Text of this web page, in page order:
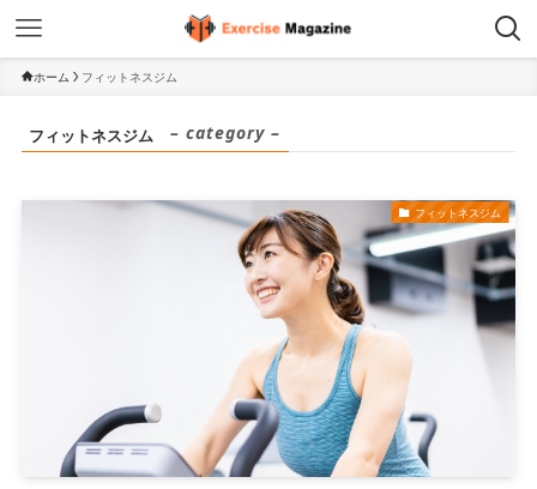
ホーム フィットネスジム
フィットネスジム – category –
フィットネスジム